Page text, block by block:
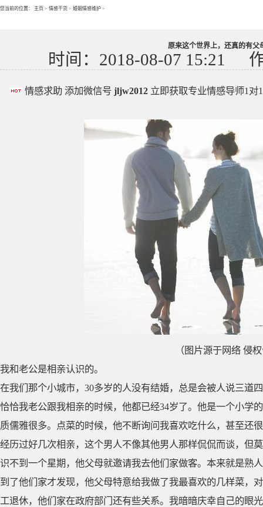
您当前的位置： 主页 > 情感干货 > 婚姻情感维护 >
原来这个世界上，还真的有父
时间：2018-08-07 15:21
情感求助 添加微信号 jljw2012 立即获取专业情感导师1对
（图片源于网络 侵
我和老公是相亲认识的。
在我们那个小城市，30多岁的人没有结婚，总是会被人说三道
恰恰我老公跟我相亲的时候，他都已经34岁了。他是一个小学
质儒雅很多。点菜的时候，他不断询问我喜欢吃什么，甚至还
经历过好几次相亲，这个男人不像其他男人那样侃侃而谈，但
识不到一个星期，他父母就邀请我去他们家做客。本来就是熟
到了他们家才发现，他父母特意给我做了我最喜欢的几样菜，
工退休，他们家在政府部门还有些关系。我暗暗庆幸自己的眼